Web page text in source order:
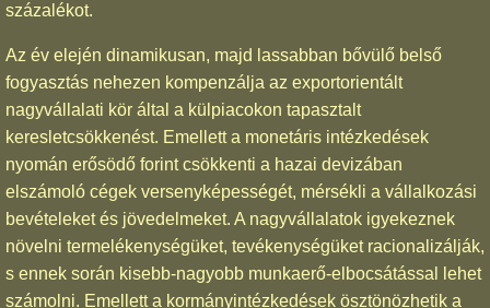
százalékot.
Az év elején dinamikusan, majd lassabban bővülő belső
fogyasztás nehezen kompenzálja az exportorientált
nagyvállalati kör által a külpiacokon tapasztalt
keresletcsökkenést. Emellett a monetáris intézkedések
nyomán erősödő forint csökkenti a hazai devizában
elszámoló cégek versenyképességét, mérsékli a vállalkozási
bevételeket és jövedelmeket. A nagyvállalatok igyekeznek
növelni termelékenységüket, tevékenységüket racionalizálják,
s ennek során kisebb-nagyobb munkaerő-elbocsátással lehet
számolni. Emellett a kormányintézkedések ösztönözhetik a